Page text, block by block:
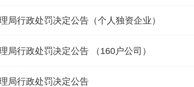
局行政处罚决定公告（个人独资企业）
局行政处罚决定公告 （160户公司）
局行政处罚决定公告